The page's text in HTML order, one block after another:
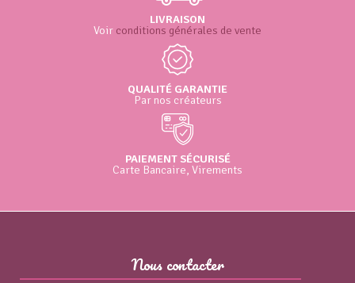
LIVRAISON
Voir conditions générales de vente
QUALITÉ GARANTIE
Par nos créateurs
PAIEMENT SÉCURISÉ
Carte Bancaire, Virements
Nous contacter